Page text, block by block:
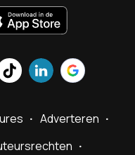
Adverteren